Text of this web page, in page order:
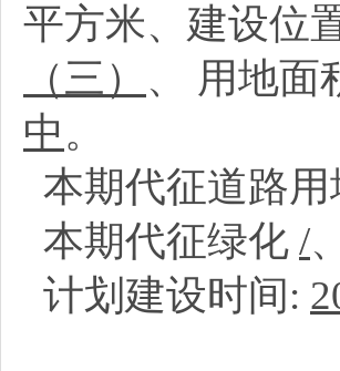
平方米、建设位
（三） 、 用地面
中。
本期代征道路用
本期代征绿化 /、
计划建设时间: